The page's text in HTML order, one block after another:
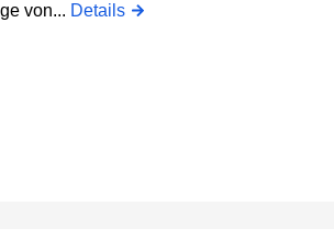
von... Details